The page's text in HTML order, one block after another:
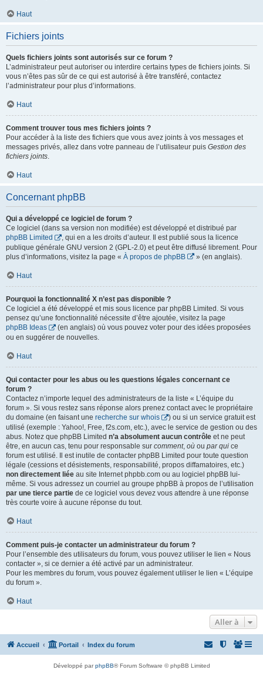
Haut
Fichiers joints
Quels fichiers joints sont autorisés sur ce forum ?
L’administrateur peut autoriser ou interdire certains types de fichiers joints. Si
vous n’êtes pas sûr de ce qui est autorisé à être transféré, contactez
l’administrateur pour plus d’informations.
Haut
Comment trouver tous mes fichiers joints ?
Pour accéder à la liste des fichiers que vous avez joints à vos messages et
messages privés, allez dans votre panneau de l’utilisateur puis Gestion des
fichiers joints.
Haut
Concernant phpBB
Qui a développé ce logiciel de forum ?
Ce logiciel (dans sa version non modifiée) est développé et distribué par
phpBB Limited
, qui en a les droits d’auteur. Il est publié sous la licence
publique générale GNU version 2 (GPL-2.0) et peut être diffusé librement. Pour
plus d’informations, visitez la page « À propos de phpBB » (en anglais).
Haut
Pourquoi la fonctionnalité X n’est pas disponible ?
Ce logiciel a été développé et mis sous licence par phpBB Limited. Si vous
pensez qu’une fonctionnalité nécessite d’être ajoutée, visitez la page
phpBB Ideas
(en anglais) où vous pouvez voter pour des idées proposées
ou en suggérer de nouvelles.
Haut
Qui contacter pour les abus ou les questions légales concernant ce
forum ?
Contactez n’importe lequel des administrateurs de la liste « L’équipe du
forum ». Si vous restez sans réponse alors prenez contact avec le propriétaire
du domaine (en faisant une recherche sur whois
) ou si un service gratuit est
utilisé (exemple : Yahoo!, Free, f2s.com, etc.), avec le service de gestion ou des
abus. Notez que phpBB Limited n’a absolument aucun contrôle et ne peut
être, en aucun cas, tenu pour responsable sur comment, où ou par qui ce
forum est utilisé. Il est inutile de contacter phpBB Limited pour toute question
légale (cessions et désistements, responsabilité, propos diffamatoires, etc.)
non directement liée au site Internet phpbb.com ou au logiciel phpBB lui-
même. Si vous adressez un courriel au groupe phpBB à propos de l’utilisation
par une tierce partie de ce logiciel vous devez vous attendre à une réponse
très courte voire à aucune réponse du tout.
Haut
Comment puis-je contacter un administrateur du forum ?
Pour l’ensemble des utilisateurs du forum, vous pouvez utiliser le lien « Nous
contacter », si ce dernier a été activé par un administrateur.
Pour les membres du forum, vous pouvez également utiliser le lien « L’équipe
du forum ».
Haut
Aller à
Accueil Portail Index du forum
Développé parphpBB® Forum Software © phpBB Limited